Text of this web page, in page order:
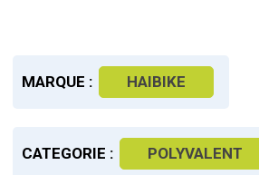
MARQUE : HAIBIKE
CATEGORIE : POLYVALENT